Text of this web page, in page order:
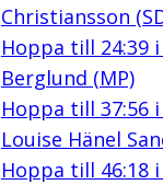
Christiansson
Hoppa till 24:39i
Berglund (MP)
Hoppa till 37:56i
Louise Hänel
Hoppa till 46:18i